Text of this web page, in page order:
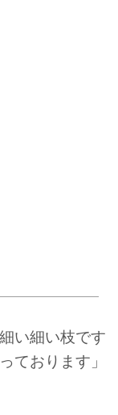
い細い枝です
ております」